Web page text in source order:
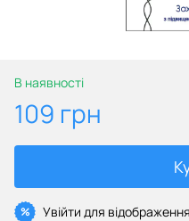
В наявності
109 грн
% Увійти для